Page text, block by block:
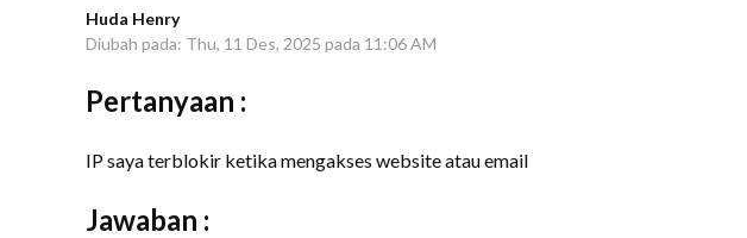
Huda Henry
Diubah pada: Thu, 11 Des, 2025 pada 11:06 AM
Pertanyaan :
IP saya terblokir ketika mengakses website atau email
Jawaban :